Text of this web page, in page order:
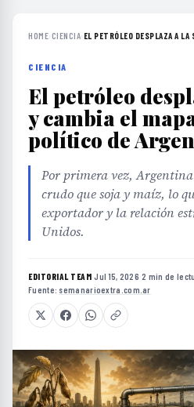
HOME›CIENCIA› EL PETRÓLEO DESPLAZA A LA
CIENCIA
El petróleo
y cambia el
político de
Por primera vez,
crudo que soja y maíz, lo
exportador y la relación
Unidos.
EDITORIAL TEAM·Jul 15, 2026·2 min de
Fuente: semanarioextra.com.ar